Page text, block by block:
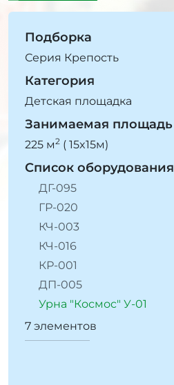
Подборка
Серия Крепость
Категория
Детская площадка
Занимаемая площадь
225 м2 ( 15x15м)
Список оборудования
ДГ-095
ГР-020
КЧ-003
КЧ-016
КР-001
ДП-005
Урна "Космоc" У-01
7 элементов